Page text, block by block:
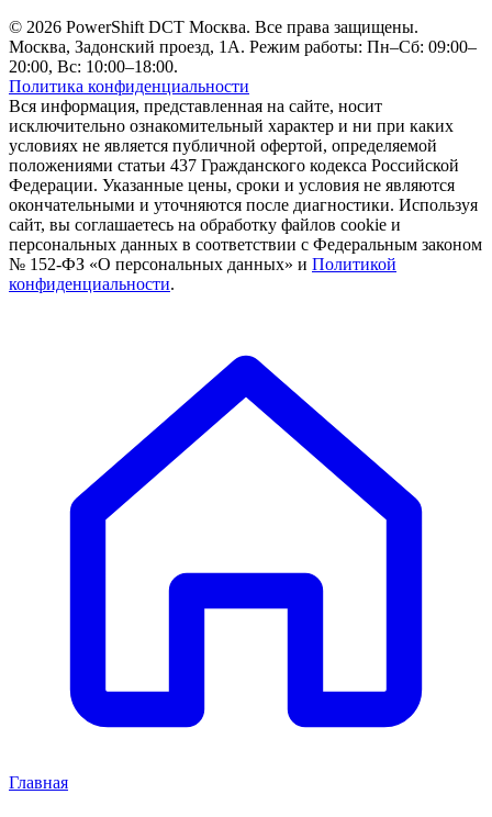
© 2026 PowerShift DCT Москва. Все права защищены.
Москва, Задонский проезд, 1А. Режим работы: Пн–Сб: 09:00–
20:00, Вс: 10:00–18:00.
Политика конфиденциальности
Вся информация, представленная на сайте, носит
исключительно ознакомительный характер и ни при каких
условиях не является публичной офертой, определяемой
положениями статьи 437 Гражданского кодекса Российской
Федерации. Указанные цены, сроки и условия не являются
окончательными и уточняются после диагностики. Используя
сайт, вы соглашаетесь на обработку файлов cookie и
персональных данных в соответствии с Федеральным законом
№ 152-ФЗ «О персональных данных» и Политикой
конфиденциальности.
Главная